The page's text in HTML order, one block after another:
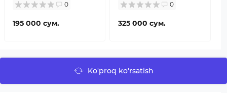
0
195 000 сум.
0
325 000 сум.
Ko'proq ko'rsatish